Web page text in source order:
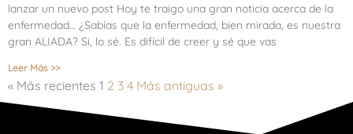
lanzar un nuevo post Hoy te traigo una gran noticia acerca de la
enfermedad… ¿Sabías que la enfermedad, bien mirada, es nuestra
gran ALIADA? Si, lo sé. Es difícil de creer y sé que vas
Leer Más >>
« Más recientes 1 2 3 4 Más antiguas »